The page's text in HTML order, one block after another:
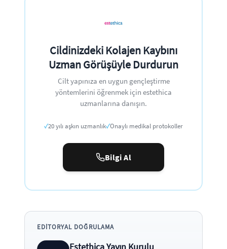
Cildinizdeki Kolajen Kaybını
Uzman Görüşüyle Durdurun
Cilt yapınıza en uygun gençleştirme
yöntemlerini öğrenmek için estethica
uzmanlarına danışın.
✓20 yılı aşkın uzmanlık✓Onaylı medikal protokoller
Bilgi Al
EDITORYAL DOĞRULAMA
Estethica Yayın Kurulu